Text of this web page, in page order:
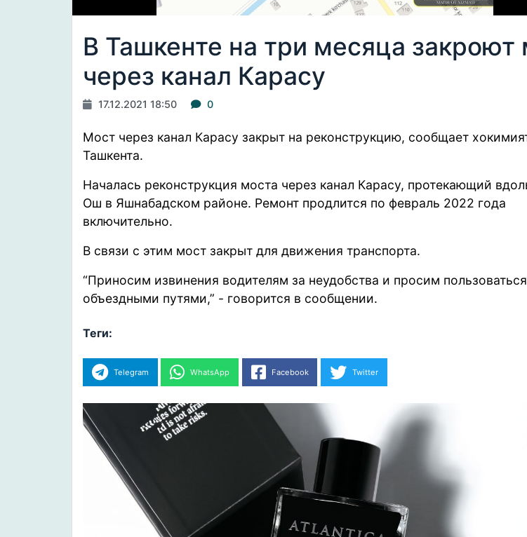
В Ташкенте на три месяца закроют
через канал Карасу
17.12.2021 18:50 0
Мост через канал Карасу закрыт на реконструкцию, сообщает
Ташкента.
Началась реконструкция моста через канал Карасу, протекающий
Ош в Яшнабадском районе. Ремонт продлится по февраль 2022 года
включительно.
В связи с этим мост закрыт для движения транспорта.
“Приносим извинения водителям за неудобства и просим пользоваться
объездными путями,” - говорится в сообщении.
Теги:
Telegram WhatsApp Facebook Twitter